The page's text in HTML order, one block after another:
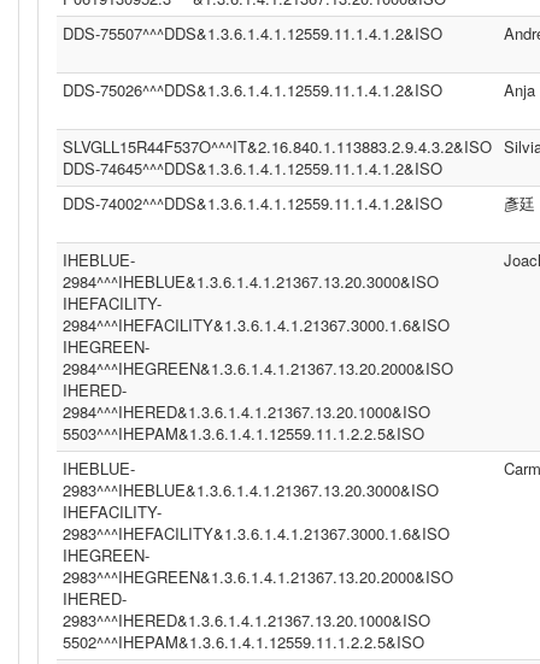
DDS-75507^^^DDS&1.3.6.1.4.1.12559.11.1.4.1.2&ISO
DDS-75026^^^DDS&1.3.6.1.4.1.12559.11.1.4.1.2&ISO Anja
SLVGLL15R44F537O^^^IT&2.16.840.1.113883.2.9.4.3.2&ISO
DDS-74645^^^DDS&1.3.6.1.4.1.12559.11.1.4.1.2&ISO
DDS-74002^^^DDS&1.3.6.1.4.1.12559.11.1.4.1.2&ISO 彥廷
IHEBLUE-
2984^^^IHEBLUE&1.3.6.1.4.1.21367.13.20.3000&ISO
IHEFACILITY-
2984^^^IHEFACILITY&1.3.6.1.4.1.21367.3000.1.6&ISO
IHEGREEN-
2984^^^IHEGREEN&1.3.6.1.4.1.21367.13.20.2000&ISO
IHERED-
2984^^^IHERED&1.3.6.1.4.1.21367.13.20.1000&ISO
5503^^^IHEPAM&1.3.6.1.4.1.12559.11.1.2.2.5&ISO
IHEBLUE-
2983^^^IHEBLUE&1.3.6.1.4.1.21367.13.20.3000&ISO
IHEFACILITY-
2983^^^IHEFACILITY&1.3.6.1.4.1.21367.3000.1.6&ISO
IHEGREEN-
2983^^^IHEGREEN&1.3.6.1.4.1.21367.13.20.2000&ISO
IHERED-
2983^^^IHERED&1.3.6.1.4.1.21367.13.20.1000&ISO
5502^^^IHEPAM&1.3.6.1.4.1.12559.11.1.2.2.5&ISO